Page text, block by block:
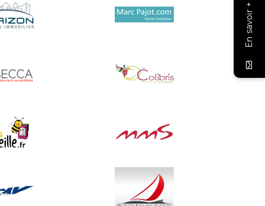
En savoir +